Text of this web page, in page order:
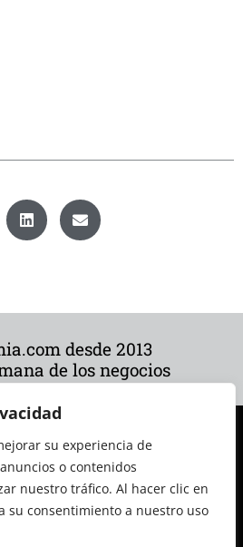
su experiencia de
o contenidos
nuestro tráfico. Al hacer clic en
su consentimiento a nuestro uso
desde 2013
de los negocios